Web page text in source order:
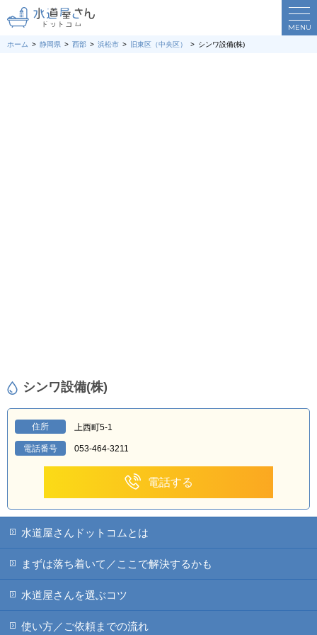
MENU
ホーム 静岡県 西部 浜松市 旧東区（中央区） シンワ設備(株)
シンワ設備(株)
住所 上西町5-1
電話番号 053-464-3211
電話する
水道屋さんドットコムとは
まずは落ち着いて／ここで解決するかも
水道屋さんを選ぶコツ
使い方／ご依頼までの流れ